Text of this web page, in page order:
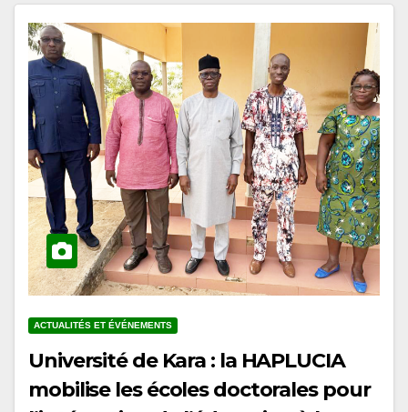
Université de Kara : la HAPLUCIA
mobilise les écoles doctorales pour
l’intégration de l’éducation à la